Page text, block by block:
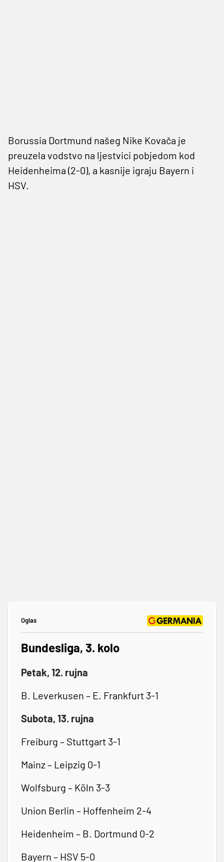
Borussia Dortmund našeg Nike Kovača je
preuzela vodstvo na ljestvici pobjedom kod
Heidenheima (2-0), a kasnije igraju Bayern i
HSV.
Oglas
Bundesliga, 3. kolo
Petak, 12. rujna
B. Leverkusen – E. Frankfurt 3-1
Subota, 13. rujna
Freiburg – Stuttgart 3-1
Mainz – Leipzig 0-1
Wolfsburg – Köln 3-3
Union Berlin – Hoffenheim 2-4
Heidenheim – B. Dortmund 0-2
Bayern – HSV 5-0